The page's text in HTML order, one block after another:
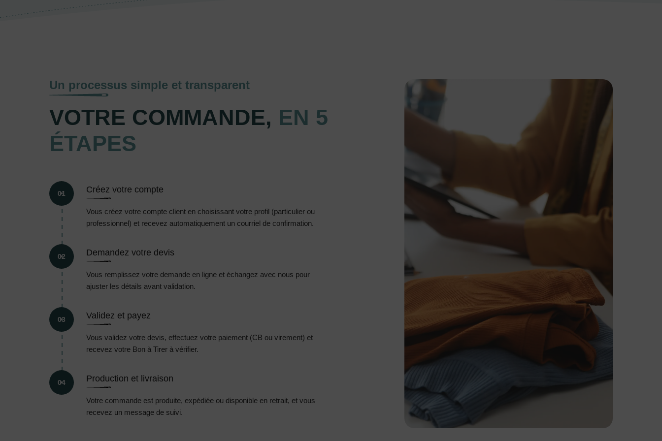
Un processus simple et transparent
VOTRE COMMANDE, EN 5
ÉTAPES
01 Créez votre compte
Vous créez votre compte client en choisissant votre profil (particulier ou
professionnel) et recevez automatiquement un courriel de confirmation.
02 Demandez votre devis
Vous remplissez votre demande en ligne et échangez avec nous pour
ajuster les détails avant validation.
03 Validez et payez
Vous validez votre devis, effectuez votre paiement (CB ou virement) et
recevez votre Bon à Tirer à vérifier.
04 Production et livraison
Votre commande est produite, expédiée ou disponible en retrait, et vous
recevez un message de suivi.